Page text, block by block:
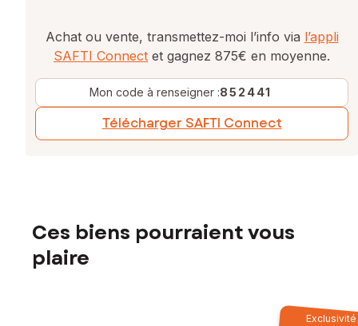
Achat ou vente, transmettez-moi l’info via l’appli
SAFTI Connect et gagnez 875€ en moyenne.
Mon code à renseigner :852441
Télécharger SAFTI Connect
Ces biens pourraient vous
plaire
Exclusivité